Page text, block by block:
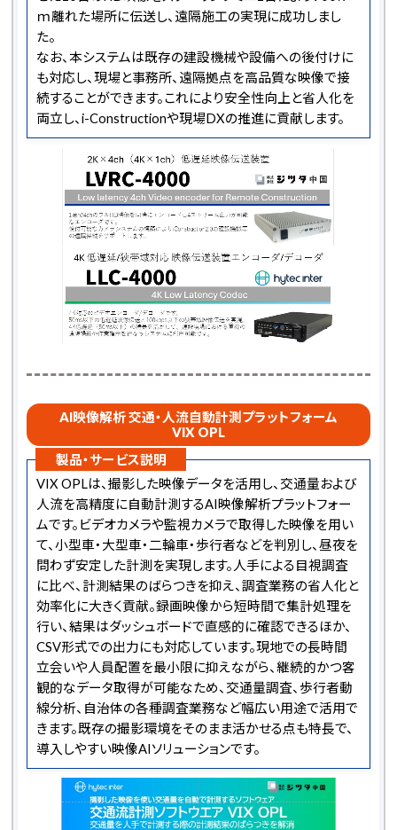
ｍ離れた場所に伝送し、遠隔施工の実現に成功しまし
た。
なお、本システムは既存の建設機械や設備への後付けに
も対応し、現場と事務所、遠隔拠点を高品質な映像で接
続することができます。これにより安全性向上と省人化を
両立し、i-Constructionや現場DXの推進に貢献します。
AI映像解析 交通・人流自動計測プラットフォーム
VIX OPL
製品・サービス説明
VIX OPLは、撮影した映像データを活用し、交通量および
人流を高精度に自動計測するAI映像解析プラットフォー
ムです。ビデオカメラや監視カメラで取得した映像を用い
て、小型車・大型車・二輪車・歩行者などを判別し、昼夜を
問わず安定した計測を実現します。人手による目視調査
に比べ、計測結果のばらつきを抑え、調査業務の省人化と
効率化に大きく貢献。録画映像から短時間で集計処理を
行い、結果はダッシュボードで直感的に確認できるほか、
CSV形式での出力にも対応しています。現地での長時間
立会いや人員配置を最小限に抑えながら、継続的かつ客
観的なデータ取得が可能なため、交通量調査、歩行者動
線分析、自治体の各種調査業務など幅広い用途で活用で
きます。既存の撮影環境をそのまま活かせる点も特長で、
導入しやすい映像AIソリューションです。